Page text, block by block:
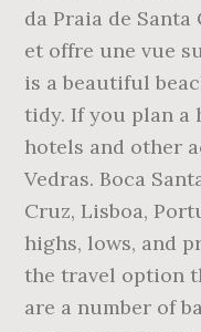
da Praia de
et offre une vue
is a beautiful
tidy. If you plan a
hotels and other
Vedras. Boca
Cruz, Lisboa,
highs, lows, and
the travel option
are a number of